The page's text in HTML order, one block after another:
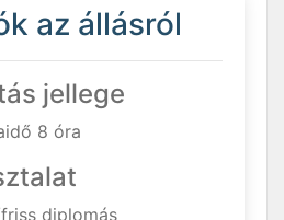
az állásról
jellege
8 óra
diplomás